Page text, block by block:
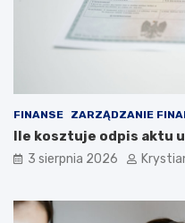
FINANSE ZARZĄDZANIE
Ile kosztuje odpis aktu
3 sierpnia 2026